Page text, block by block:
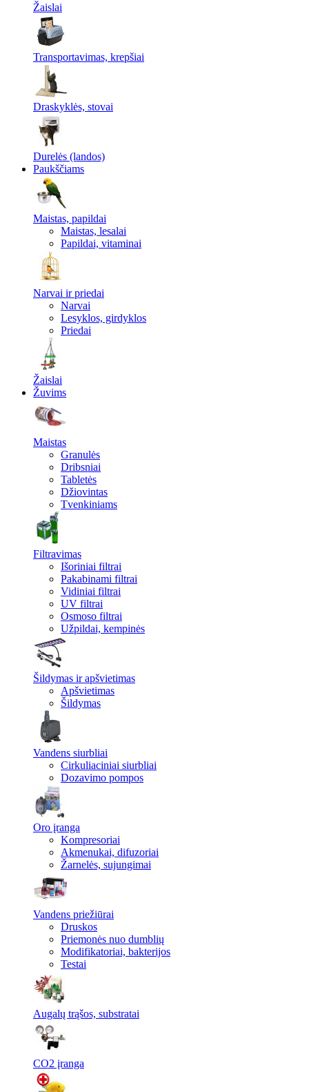
Žaislai
Transportavimas, krepšiai
Draskyklės, stovai
Durelės (landos)
Paukščiams
Maistas, papildai
Maistas, lesalai
Papildai, vitaminai
Narvai ir priedai
Narvai
Lesyklos, girdyklos
Priedai
Žaislai
Žuvims
Maistas
Granulės
Dribsniai
Tabletės
Džiovintas
Tvenkiniams
Filtravimas
Išoriniai filtrai
Pakabinami filtrai
Vidiniai filtrai
UV filtrai
Osmoso filtrai
Užpildai, kempinės
Šildymas ir apšvietimas
Apšvietimas
Šildymas
Vandens siurbliai
Cirkuliaciniai siurbliai
Dozavimo pompos
Oro įranga
Kompresoriai
Akmenukai, difuzoriai
Žarnelės, sujungimai
Vandens priežiūrai
Druskos
Priemonės nuo dumblių
Modifikatoriai, bakterijos
Testai
Augalų trąšos, substratai
CO2 įranga